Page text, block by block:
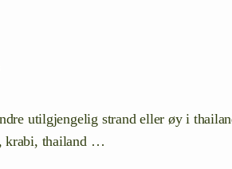
utilgjengelig strand eller øy i
krabi, thailand …